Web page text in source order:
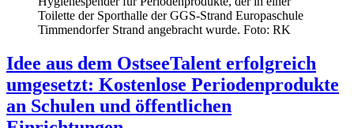
Toilette der Sporthalle der GGS-Strand Europaschule
Timmendorfer Strand angebracht wurde. Foto: RK
Idee aus dem OstseeTalent erfolgreich
umgesetzt: Kostenlose Periodenprodukte
an Schulen und öffentlichen